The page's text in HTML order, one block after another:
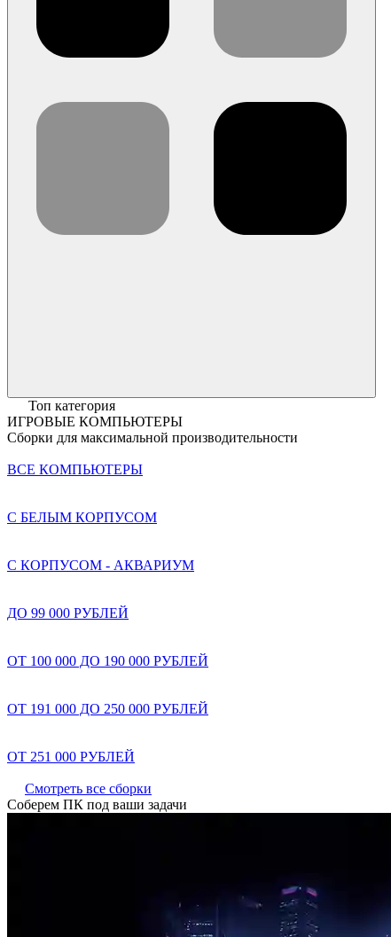
Топ категория
ИГРОВЫЕ КОМПЬЮТЕРЫ
Сборки для максимальной производительности
ВСЕ КОМПЬЮТЕРЫ
С БЕЛЫМ КОРПУСОМ
С КОРПУСОМ - АКВАРИУМ
ДО 99 000 РУБЛЕЙ
ОТ 100 000 ДО 190 000 РУБЛЕЙ
ОТ 191 000 ДО 250 000 РУБЛЕЙ
ОТ 251 000 РУБЛЕЙ
Смотреть все сборки
Соберем ПК под ваши задачи